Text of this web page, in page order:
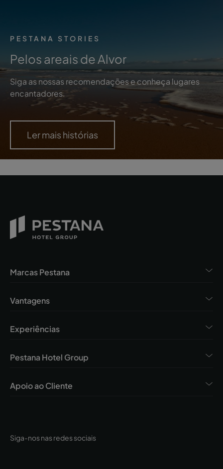
PESTANA STORIES
Pelos areais de Alvor
Siga as nossas recomendações e conheça lugares
encantadores.
Ler mais histórias
Siga-nos nas redes sociais
Marcas Pestana
Vantagens
Experiências
Pestana Hotel Group
Apoio ao Cliente